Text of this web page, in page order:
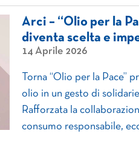
Arci – “Olio per la
diventa scelta e
14 Aprile 2026
Torna “Olio per la Pace”
olio in un gesto di
Rafforzata la
consumo responsabile,